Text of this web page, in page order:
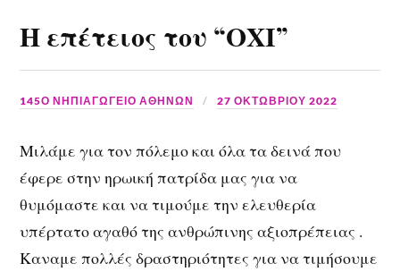
Η επέτειος του “ΟΧΙ”
145Ο ΝΗΠΙΑΓΩΓΕΙΟ ΑΘΗΝΩΝ 27 ΟΚΤΩΒΡΊΟΥ 2022
Μιλάμε για τον πόλεμο και όλα τα δεινά που
έφερε στην ηρωική πατρίδα μας για να
θυμόμαστε και να τιμούμε την ελευθερία
υπέρτατο αγαθό της ανθρώπινης αξιοπρέπειας .
Καναμε πολλές δραστηριότητες για να τιμήσουμε